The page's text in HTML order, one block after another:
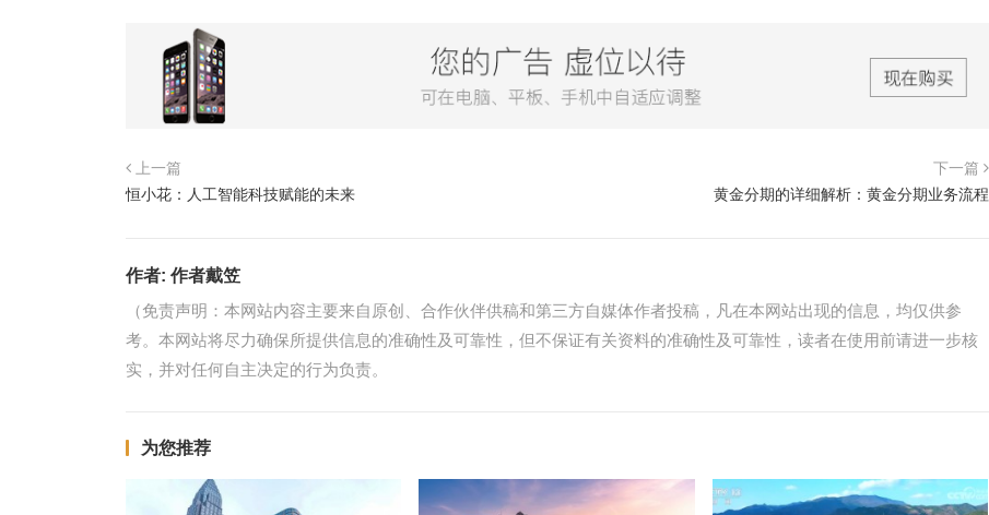
上一篇
恒小花：人工智能科技赋能的未来
下一篇
黄金分期的详细解析：黄金分期业务流程
作者: 作者戴笠
（免责声明：本网站内容主要来自原创、合作伙伴供稿和第三方自媒体作者投稿，凡在本网站出现的信息，均仅供参
考。本网站将尽力确保所提供信息的准确性及可靠性，但不保证有关资料的准确性及可靠性，读者在使用前请进一步核
实，并对任何自主决定的行为负责。
为您推荐